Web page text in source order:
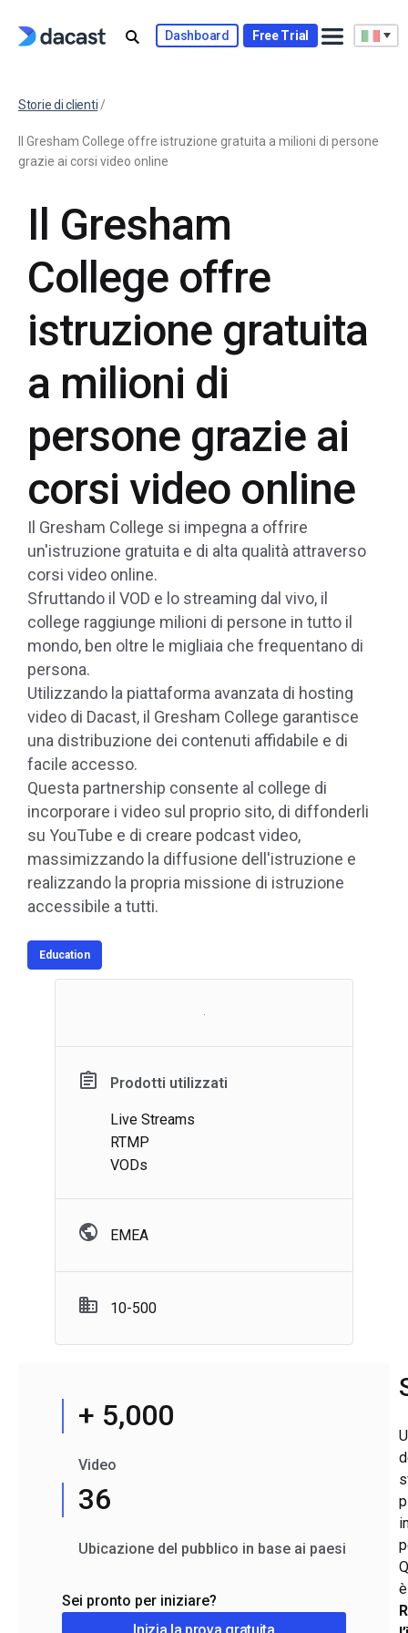
Dashboard Free Trial
Storie di clienti /
Il Gresham College offre istruzione gratuita a milioni di persone
grazie ai corsi video online
Il Gresham
College offre
istruzione gratuita
a milioni di
persone grazie ai
corsi video online
Il Gresham College si impegna a offrire
un'istruzione gratuita e di alta qualità attraverso
corsi video online.
Sfruttando il VOD e lo streaming dal vivo, il
college raggiunge milioni di persone in tutto il
mondo, ben oltre le migliaia che frequentano di
persona.
Utilizzando la piattaforma avanzata di hosting
video di Dacast, il Gresham College garantisce
una distribuzione dei contenuti affidabile e di
facile accesso.
Questa partnership consente al college di
incorporare i video sul proprio sito, di diffonderli
su YouTube e di creare podcast video,
massimizzando la diffusione dell'istruzione e
realizzando la propria missione di istruzione
accessibile a tutti.
Education
Prodotti utilizzati
Live Streams
RTMP
VODs
EMEA
10-500
+ 5,000
Video
36
Ubicazione del pubblico in base ai paesi
Sei pronto per iniziare?
è